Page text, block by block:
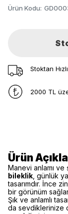
Ürün Kodu:
Stoktan
2000 TL
Ürün
Manevi anlamı ve
bileklik , günlük
tasarımdır. İnce
bir görünüm
Şık ve anlamlı
da sevdiklerinize